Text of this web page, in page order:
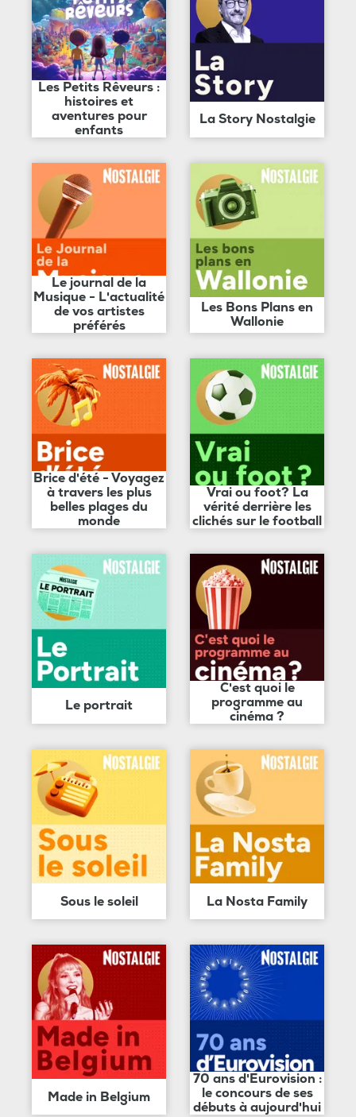
Les Petits Rêveurs :
histoires et
aventures pour
enfants
La Story Nostalgie
Le journal de la
Musique - L'actualité
de vos artistes
préférés
Les Bons Plans en
Wallonie
Brice d'été - Voyagez
à travers les plus
belles plages du
monde
Vrai ou foot? La
vérité derrière les
clichés sur le football
Le portrait
C'est quoi le
programme au
cinéma ?
Sous le soleil La Nosta Family
Made in Belgium
70 ans d'Eurovision :
le concours de ses
débuts à aujourd'hui